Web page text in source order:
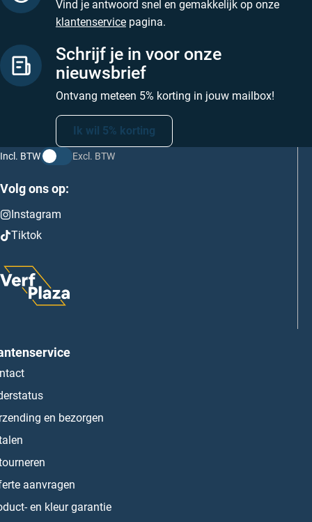
Vind je antwoord snel en gemakkelijk op onze
klantenservice pagina.
Schrijf je in voor onze
nieuwsbrief
Ontvang meteen 5% korting in jouw mailbox!
Ik wil 5% korting
Incl. BTW Excl. BTW
Volg ons op:
Instagram
Tiktok
en bezorgen
aanvragen
en kleur garantie